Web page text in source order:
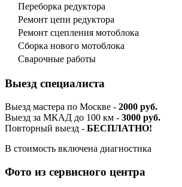
Переборка редуктора
Ремонт цепи редуктора
Ремонт сцепления мотоблока
Сборка нового мотоблока
Сварочные работы
Выезд специалиста
Выезд мастера по Москве - 2000 руб.
Выезд за МКАД до 100 км - 3000 руб.
Повторный выезд - БЕСПЛАТНО!
В стоимость включена диагностика
Фото из сервисного центра